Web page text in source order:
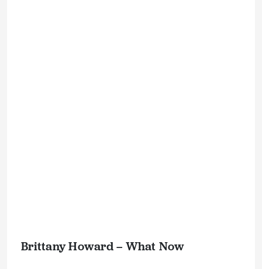
Brittany Howard – What Now